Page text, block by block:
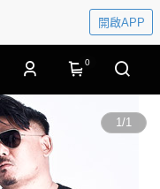
開啟APP
0
1/1